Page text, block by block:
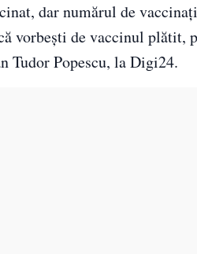
dar numărul de
vorbeşti de vaccinul plătit,
Tudor Popescu, la Digi24.